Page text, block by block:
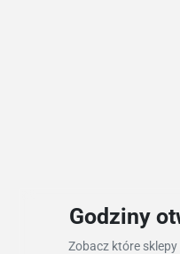
Godziny
Zobacz które